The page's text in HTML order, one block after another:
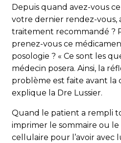
Depuis quand avez-vous
votre dernier rendez-vous,
traitement recommandé ?
prenez-vous ce
posologie ? « Ce sont les
médecin posera. Ainsi, la
problème est faite avant la
explique la Dre Lussier.
Quand le patient a rempli
imprimer le sommaire ou
cellulaire pour l’avoir avec